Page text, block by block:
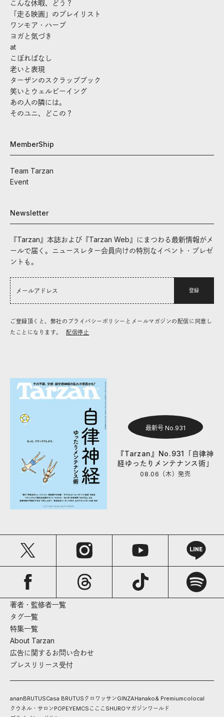
こんな休暇、どう？
「走る映画」のプレイリスト
ワンモア・ハーブ
ヨガと気づき
at
こぼればなし
老いと表現
ターザンのスクラップブック
笑いとウェルビーイング
あの人の隣には。
そのユニ、どこの？
MemberShip
Team Tarzan
Event
Newsletter
『Tarzan』本誌および『Tarzan Web』にまつわる最新情報がメ
ールで届く。ニュースレター会員向けの特別なイベント・プレゼ
ントも。
登録
ご登録頂くと、弊社のプライバシーポリシーとメールマガジンの配信に同意し
たことになります。
配信停止
最新号 No.931
『Tarzan』No.931「自律神
経ゆったりメンテナンス術」
08.06（木）発売
著者・監修者一覧
タグ一覧
特集一覧
About Tarzan
広告に関するお問い合わせ
プレスリリース受付
ananBRUTUSCasa BRUTUS クロワッサンGINZAHanako& Premiumcolocal
クウネル・サロンPOPEYEMCS こここ SHUROマガジンワールド